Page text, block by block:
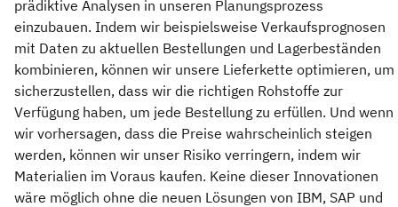
prädiktive Analysen in unseren Planungsprozess
einzubauen. Indem wir beispielsweise Verkaufsprognosen
mit Daten zu aktuellen Bestellungen und Lagerbeständen
kombinieren, können wir unsere Lieferkette optimieren, um
sicherzustellen, dass wir die richtigen Rohstoffe zur
Verfügung haben, um jede Bestellung zu erfüllen. Und wenn
wir vorhersagen, dass die Preise wahrscheinlich steigen
werden, können wir unser Risiko verringern, indem wir
Materialien im Voraus kaufen. Keine dieser Innovationen
wäre möglich ohne die neuen Lösungen von IBM, SAP und